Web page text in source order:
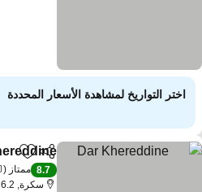
اختر التواريخ لمشاهدة الأسعار المحددة
مشاركة
8.7 ممتاز
سكرة, 6.2 كم إلى تونس